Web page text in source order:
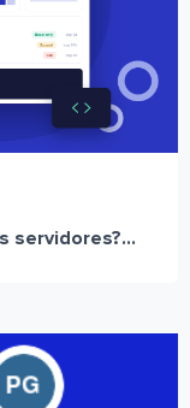
servidores?...